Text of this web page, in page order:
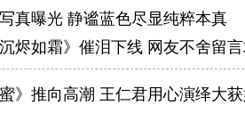
真曝光 静谧蓝色尽显纯粹本真
烬如霜》催泪下线 网友不舍留
》推向高潮 王仁君用心演绎大